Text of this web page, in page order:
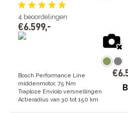
4 beoordelingen
€6.599,-
Bosch Performance Line
middenmotor, 75 Nm
Traploze Enviolo versnellingen
Actieradius van 30 tot 150 km
€6.